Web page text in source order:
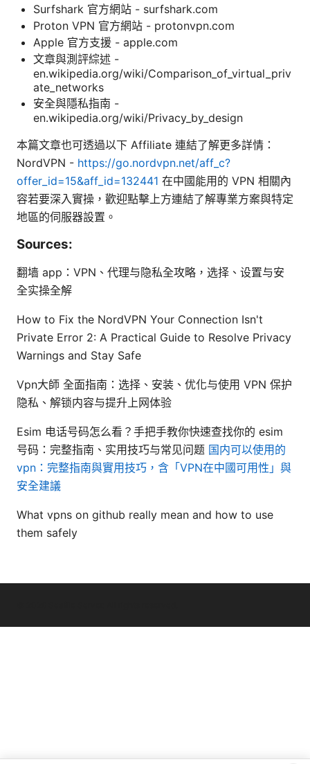
Surfshark 官方網站 - surfshark.com
Proton VPN 官方網站 - protonvpn.com
Apple 官方支援 - apple.com
文章與測評綜述 -
en.wikipedia.org/wiki/Comparison_of_virtual_priv
ate_networks
安全與隱私指南 -
en.wikipedia.org/wiki/Privacy_by_design
本篇文章也可透過以下 Affiliate 連結了解更多詳情：
NordVPN - https://go.nordvpn.net/aff_c?
offer_id=15&aff_id=132441 在中國能用的 VPN 相關內
容若要深入實操，歡迎點擊上方連結了解專業方案與特定
地區的伺服器設置。
Sources:
翻墙 app：VPN、代理与隐私全攻略，选择、设置与安
全实操全解
How to Fix the NordVPN Your Connection Isn't
Private Error 2: A Practical Guide to Resolve Privacy
Warnings and Stay Safe
Vpn大師 全面指南：选择、安装、优化与使用 VPN 保护
隐私、解锁内容与提升上网体验
Esim 电话号码怎么看？手把手教你快速查找你的 esim
号码：完整指南、实用技巧与常见问题 国内可以使用的
vpn：完整指南與實用技巧，含「VPN在中國可用性」與
安全建議
What vpns on github really mean and how to use
them safely